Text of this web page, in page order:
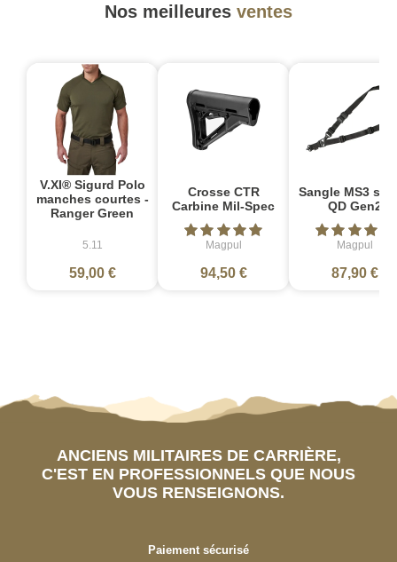
Nos meilleures ventes
V.XI® Sigurd Polo
manches courtes -
Ranger Green
5.11
59,00 €
Crosse CTR
Carbine Mil-Spec
Magpul
94,50 €
Sangle MS3
QD Gen2
Magpul
87,90 €
ANCIENS MILITAIRES DE CARRIÈRE,
C'EST EN PROFESSIONNELS QUE NOUS
VOUS RENSEIGNONS.
Paiement sécurisé